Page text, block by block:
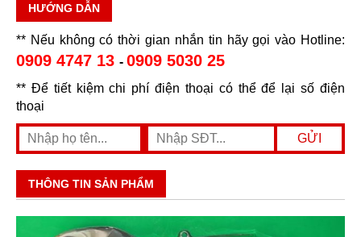
HƯỚNG DẪN
** Nếu không có thời gian nhắn tin hãy gọi vào Hotline:
0909 4747 13 - 0909 5030 25
** Để tiết kiệm chi phí điện thoại có thể để lại số điện
thoại
THÔNG TIN SẢN PHẨM